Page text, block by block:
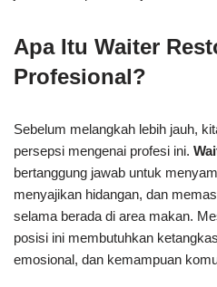
Apa Itu Waiter
Profesional?
Sebelum melangkah lebih jauh,
persepsi mengenai profesi ini.
bertanggung jawab untuk
menyajikan hidangan, dan
selama berada di area makan.
posisi ini membutuhkan
emosional, dan kemampuan